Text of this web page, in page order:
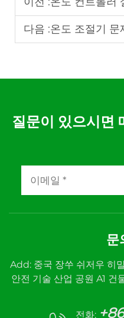
다음 :온도 조절기 문
질문이 있으시면
문
Add: 중국 장쑤 쉬저우 히
안전 기술 산업 공원 A1 건
전화: